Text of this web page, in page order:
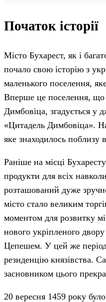
Початок історії
Місто Бухарест, як і
почало свою історію з
маленького поселення,
Вперше це поселення, що
Димбовіца, згадується у
«Цитадель Димбовіца».
яке знаходилось поблизу
Раніше на місці
продукти для всіх
розташований дуже
місто стало великим
моментом для розвитку
нового укріпленого
Цепешем. У цей же
резиденцію князівства.
засновником цього
20 вересня 1459 року